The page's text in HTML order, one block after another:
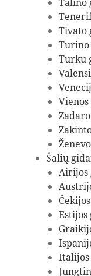
Tivato
Turino
Turku
Šalių
Airijos
Estijos
Italijos